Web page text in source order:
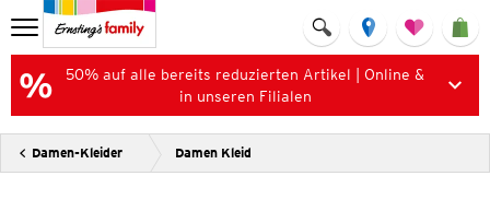
50% auf alle bereits reduzierten Artikel | Online &
in unseren Filialen
Damen-Kleider Damen Kleid